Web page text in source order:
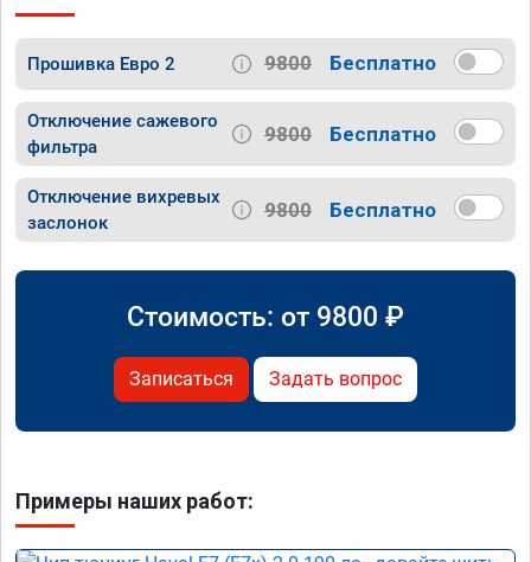
Прошивка Евро 2 9800 Бесплатно
Отключение сажевого
фильтра
9800 Бесплатно
Отключение вихревых
заслонок
9800 Бесплатно
Стоимость: от 9800 ₽
Записаться Задать вопрос
Примеры наших работ: